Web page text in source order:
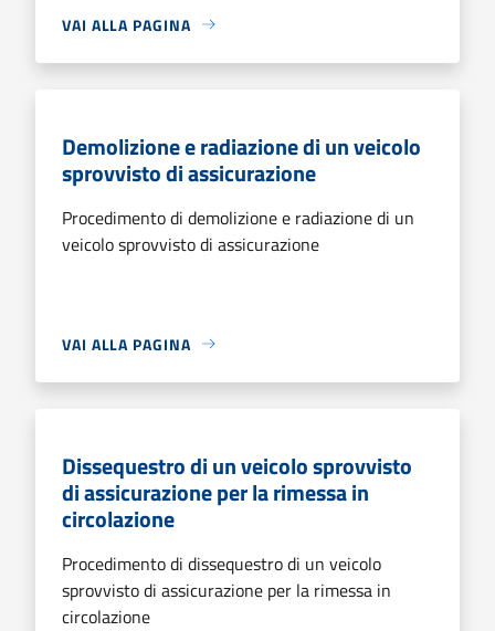
VAI ALLA PAGINA
Demolizione e radiazione di un veicolo
sprovvisto di assicurazione
Procedimento di demolizione e radiazione di un
veicolo sprovvisto di assicurazione
VAI ALLA PAGINA
Dissequestro di un veicolo sprovvisto
di assicurazione per la rimessa in
circolazione
Procedimento di dissequestro di un veicolo
sprovvisto di assicurazione per la rimessa in
circolazione